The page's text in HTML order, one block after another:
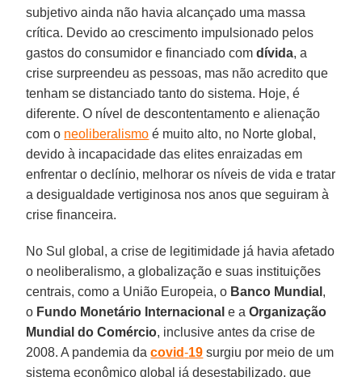
subjetivo ainda não havia alcançado uma massa
crítica. Devido ao crescimento impulsionado pelos
gastos do consumidor e financiado comdívida, a
crise surpreendeu as pessoas, mas não acredito que
tenham se distanciado tanto do sistema. Hoje, é
diferente. O nível de descontentamento e alienação
com o neoliberalismo é muito alto, no Norte global,
devido à incapacidade das elites enraizadas em
enfrentar o declínio, melhorar os níveis de vida e tratar
a desigualdade vertiginosa nos anos que seguiram à
crise financeira.
No Sul global, a crise de legitimidade já havia afetado
o neoliberalismo, a globalização e suas instituições
centrais, como a União Europeia, o Banco Mundial ,
o Fundo Monetário Internacional e aOrganização
Mundial do Comércio, inclusive antes da crise de
2008. A pandemia dacovid-19 surgiu por meio de um
sistema econômico global já desestabilizado, que